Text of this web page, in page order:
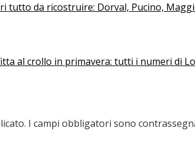
tutto da ricostruire: Dorval, Pucino,
al crollo in primavera: tutti i numeri di
I campi obbligatori sono